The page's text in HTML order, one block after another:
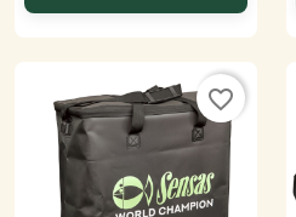
favorite_border